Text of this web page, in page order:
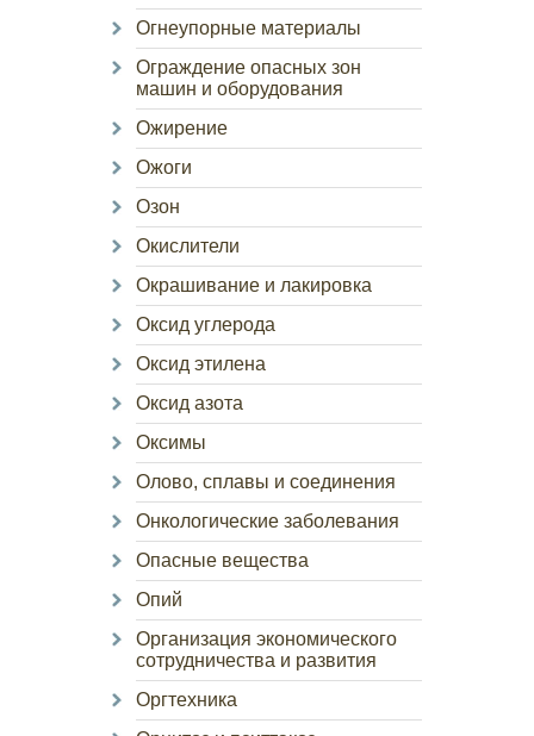
Огнеупорные материалы
Ограждение опасных зон
машин и оборудования
Ожирение
Ожоги
Озон
Окислители
Окрашивание и лакировка
Оксид углерода
Оксид этилена
Оксид азота
Оксимы
Олово, сплавы и соединения
Онкологические заболевания
Опасные вещества
Опий
Организация экономического
сотрудничества и развития
Оргтехника